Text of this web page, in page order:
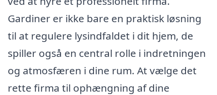
Gardiner er ikke bare en praktisk løsning
til at regulere lysindfaldet i dit hjem, de
spiller også en central rolle i indretningen
og atmosfæren i dine rum. At vælge det
rette firma til ophængning af dine